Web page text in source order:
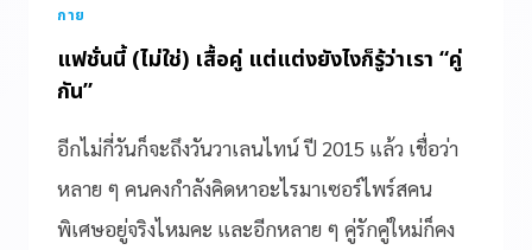
กาย
แฟชั่นนี้ (ไม่ใช่) เสื้อคู่ แต่แต่งยังไงก็รู้ว่าเรา “คู่
กัน”
อีกไม่กี่วันก็จะถึงวันวาเลนไทน์ ปี 2015 แล้ว เชื่อว่า
หลาย ๆ คนคงกำลังคิดหาอะไรมาเซอร์ไพร์สคน
พิเศษอยู่จริงไหมคะ และอีกหลาย ๆ คู่รักคู่ใหม่ก็คง